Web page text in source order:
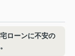
ローンに不安の